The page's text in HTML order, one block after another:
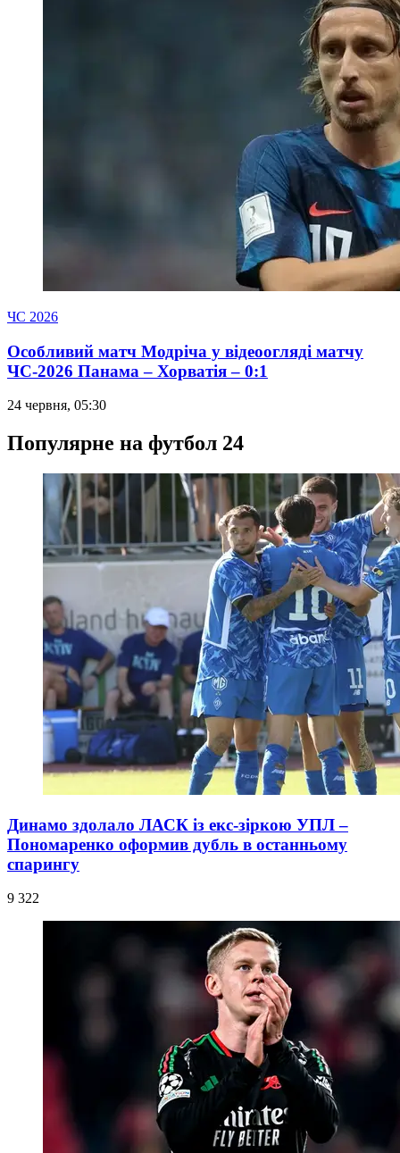
ЧС 2026
Особливий матч Модріча у відеоогляді матчу
ЧС-2026 Панама – Хорватія – 0:1
24 червня, 05:30
Популярне на футбол 24
Динамо здолало ЛАСК із екс-зіркою УПЛ –
Пономаренко оформив дубль в останньому
спарингу
9 322